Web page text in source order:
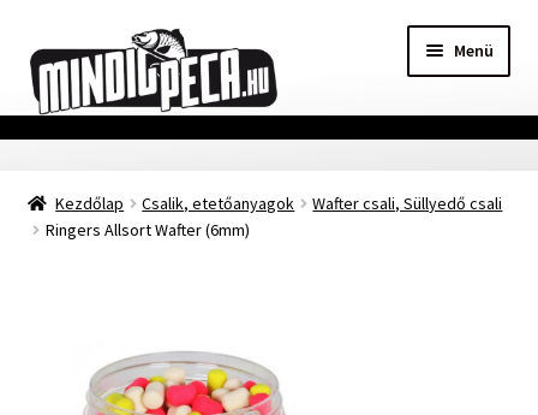
a
navigációhoz
a
tartalomba
Menü
Főoldal
Adatvédelmi nyilatkozat
Kapcsolat
Kezdőlap Csalik, etetőanyagok
Wafter csali, Süllyedő csali
Ringers Allsort Wafter (6mm)